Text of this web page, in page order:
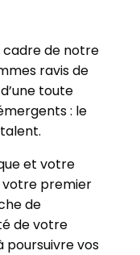
cadre de notre
ravis de
toute
: le
et votre
premier
de
de votre
poursuivre vos